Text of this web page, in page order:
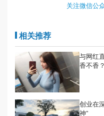
关注微信公
相关推荐
与网红
香不香？
创业在
神”